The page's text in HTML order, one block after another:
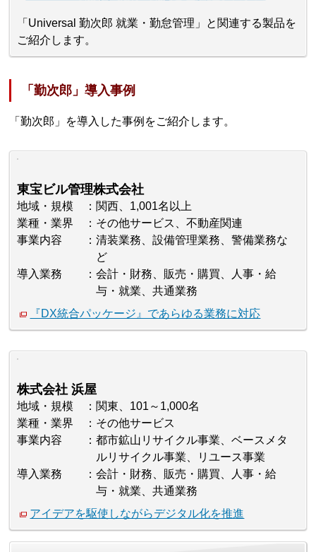
「Universal 勤次郎 就業・勤怠管理」と関連する製品を
ご紹介します。
「勤次郎」導入事例
「勤次郎」を導入した事例をご紹介します。
東宝ビル管理株式会社
地域・規模
関西、1,001名以上
業種・業界
その他サービス、不動産関連
事業内容
清装業務、設備管理業務、警備業務な
ど
導入業務
会計・財務、販売・購買、人事・給
与・就業、共通業務
『DX統合パッケージ』であらゆる業務に対応
株式会社 浜屋
地域・規模
関東、101～1,000名
業種・業界
その他サービス
事業内容
都市鉱山リサイクル事業、ベースメタ
ルリサイクル事業、リユース事業
導入業務
会計・財務、販売・購買、人事・給
与・就業、共通業務
アイデアを駆使しながらデジタル化を推進